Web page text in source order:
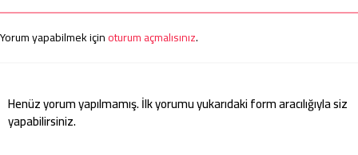
Yorum yapabilmek içinoturum açmalısınız.
Henüz yorum yapılmamış. İlk yorumu yukarıdaki form aracılığıyla siz
yapabilirsiniz.